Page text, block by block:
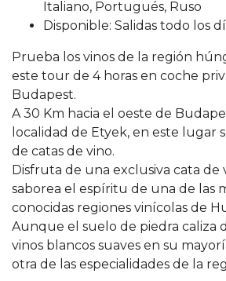
Italiano, Portugués, Ruso
Disponible: Salidas todo los
Prueba los vinos de la región
este tour de 4 horas en coche
Budapest.
A 30 Km hacia el oeste de
localidad de Etyek, en este lugar
de catas de vino.
Disfruta de una exclusiva cata de
saborea el espíritu de una de las
conocidas regiones vinícolas de
Aunque el suelo de piedra caliza
vinos blancos suaves en su
otra de las especialidades de la